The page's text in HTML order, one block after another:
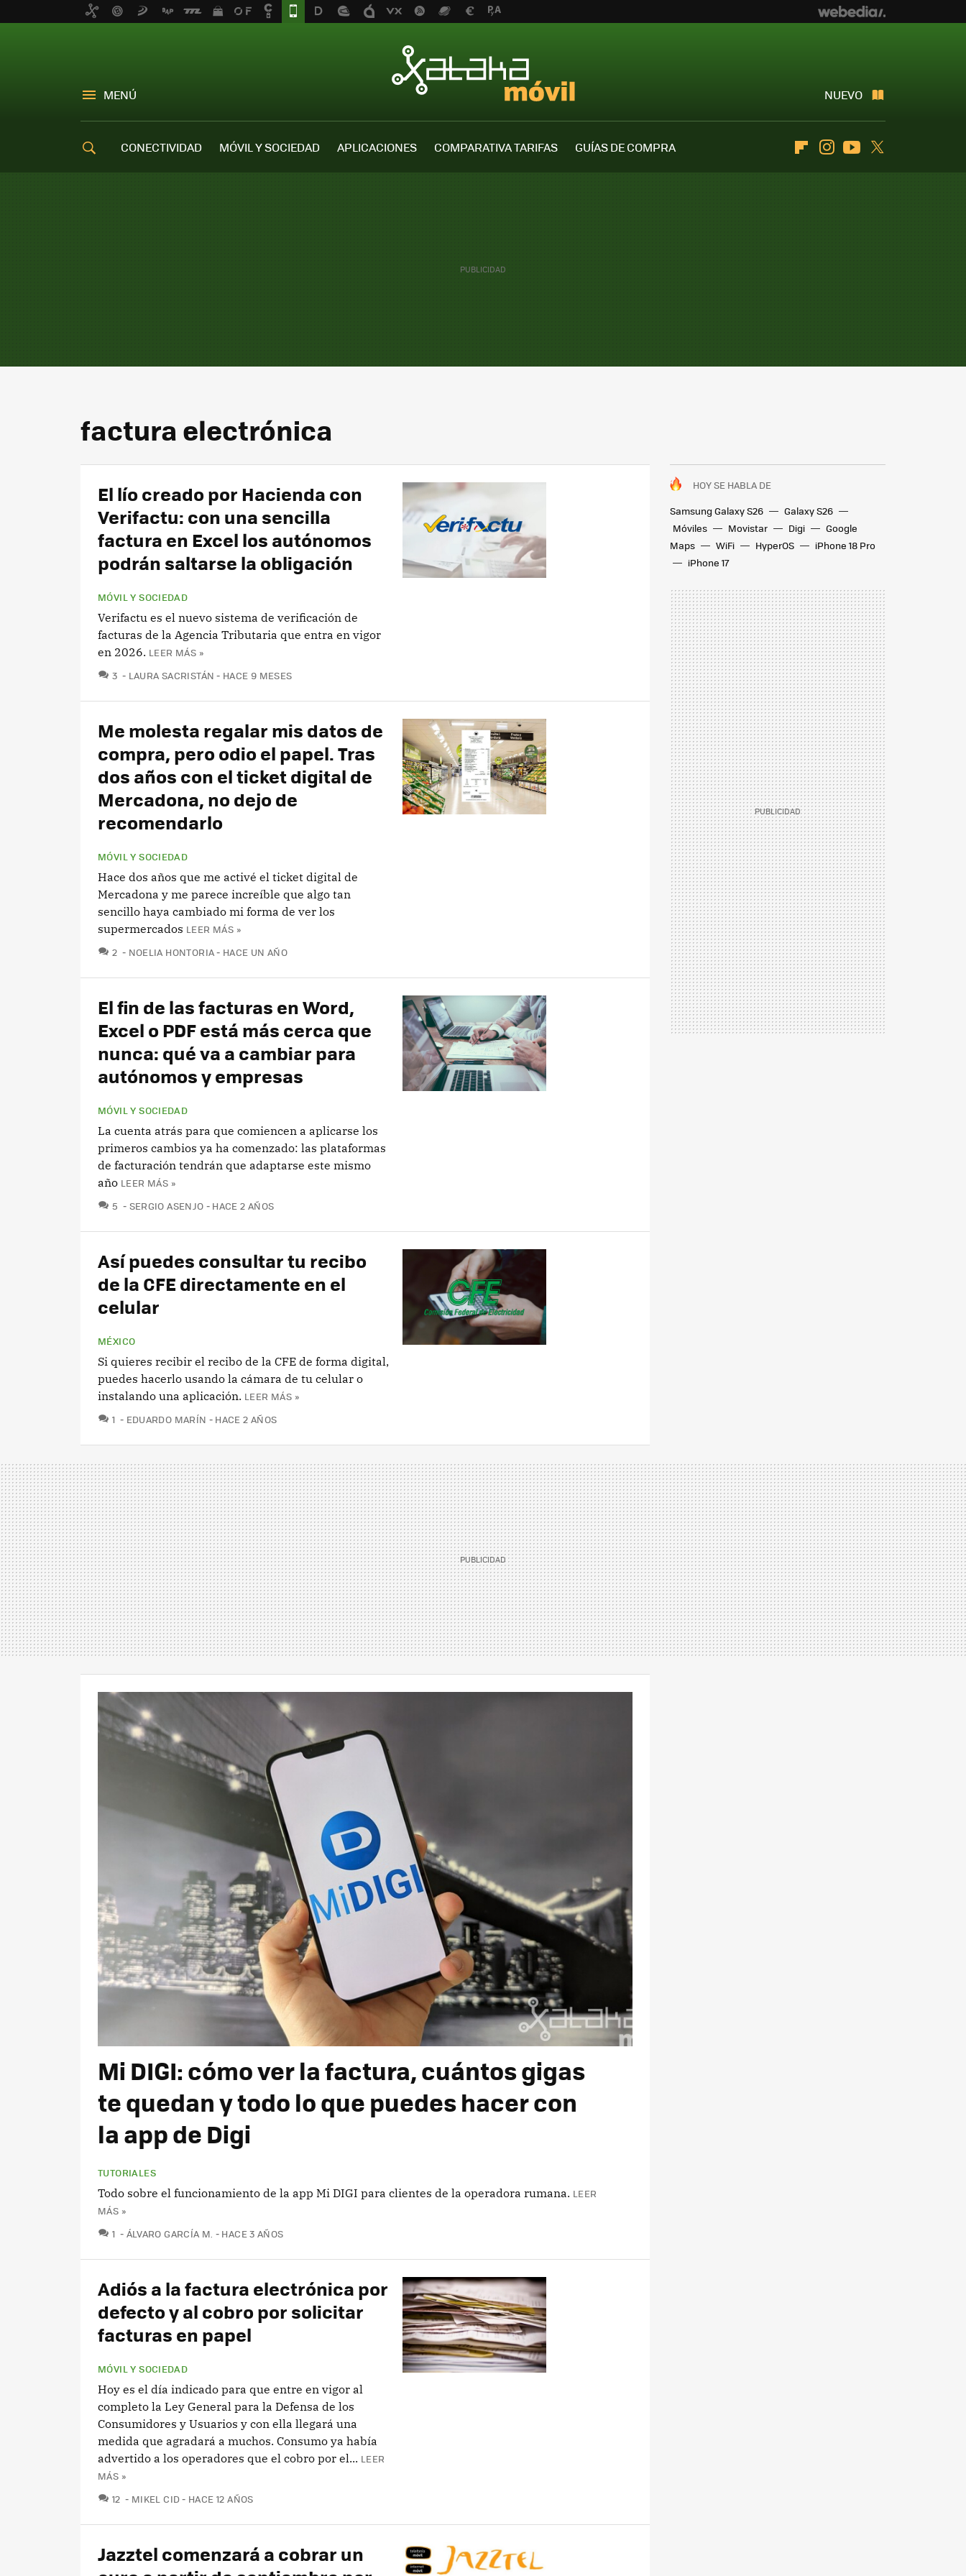
MENÚ NUEVO
CONECTIVIDAD MÓVIL Y SOCIEDAD APLICACIONES COMPARATIVA TARIFAS
GUÍAS DE COMPRA
FlipboardInstagramYoutube
factura electrónica
HOY SE HABLA DE
Samsung Galaxy S26
Galaxy S26
Móviles
Movistar Digi
Google
Maps
WiFi HyperOS
iPhone 18 Pro
iPhone 17
El lío creado por Hacienda con
Verifactu: con una sencilla
factura en Excel los autónomos
podrán saltarse la obligación
MÓVIL Y SOCIEDAD
Verifactu es el nuevo sistema de verificación de
facturas de la Agencia Tributaria que entra en vigor
en 2026. LEER MÁS »
3 COMENTARIOS
LAURA SACRISTÁN HACE 9 MESES
Me molesta regalar mis datos de
compra, pero odio el papel. Tras
dos años con el ticket digital de
Mercadona, no dejo de
recomendarlo
MÓVIL Y SOCIEDAD
Hace dos años que me activé el ticket digital de
Mercadona y me parece increíble que algo tan
sencillo haya cambiado mi forma de ver los
supermercados LEER MÁS »
2 COMENTARIOS
NOELIA HONTORIA HACE UN AÑO
El fin de las facturas en Word,
Excel o PDF está más cerca que
nunca: qué va a cambiar para
autónomos y empresas
MÓVIL Y SOCIEDAD
La cuenta atrás para que comiencen a aplicarse los
primeros cambios ya ha comenzado: las plataformas
de facturación tendrán que adaptarse este mismo
año LEER MÁS »
5 COMENTARIOS
SERGIO ASENJO HACE 2 AÑOS
Así puedes consultar tu recibo
de la CFE directamente en el
celular
MÉXICO
Si quieres recibir el recibo de la CFE de forma digital,
puedes hacerlo usando la cámara de tu celular o
instalando una aplicación. LEER MÁS »
1 COMENTARIOS
EDUARDO MARÍN HACE 2 AÑOS
Mi DIGI: cómo ver la factura, cuántos gigas
te quedan y todo lo que puedes hacer con
la app de Digi
TUTORIALES
Todo sobre el funcionamiento de la app Mi DIGI para clientes de la operadora rumana. LEER
MÁS »
1 COMENTARIOS
ÁLVARO GARCÍA M. HACE 3 AÑOS
Adiós a la factura electrónica por
defecto y al cobro por solicitar
facturas en papel
MÓVIL Y SOCIEDAD
Hoy es el día indicado para que entre en vigor al
completo la Ley General para la Defensa de los
Consumidores y Usuarios y con ella llegará una
medida que agradará a muchos. Consumo ya había
advertido a los operadores que el cobro por el... LEER
MÁS »
12 COMENTARIOS
MIKEL CID HACE 12 AÑOS
Jazztel comenzará a cobrar un